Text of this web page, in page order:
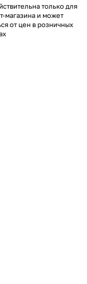
только для
магазина и может
от цен в розничных